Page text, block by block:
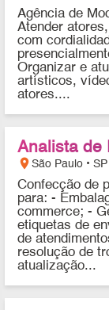
Agência de
Atender
com
Organizar e
artísticos,
atores....
Analista de
location_onSão Paulo • SP
Confecção de
para: -
commerce; -
etiquetas de
de
resolução de
atualização...